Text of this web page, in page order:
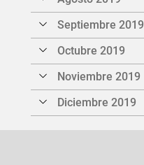
Septiembre 2019
Octubre 2019
Noviembre 2019
Diciembre 2019